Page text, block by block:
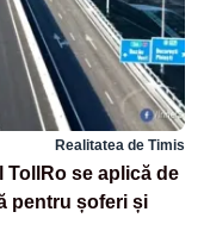
Realitatea de Timis
se aplică de
pentru șoferi și